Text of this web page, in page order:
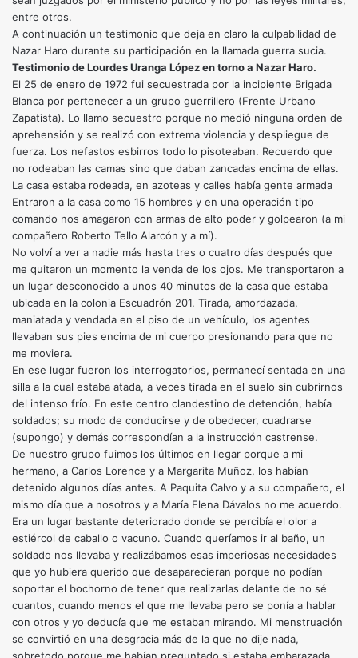
entre otros.
A continuación un testimonio que deja en claro la culpabilidad de
Nazar Haro durante su participación en la llamada guerra sucia.
Testimonio de Lourdes Uranga López en torno a Nazar Haro.
El 25 de enero de 1972 fui secuestrada por la incipiente Brigada
Blanca por pertenecer a un grupo guerrillero (Frente Urbano
Zapatista). Lo llamo secuestro porque no medió ninguna orden de
aprehensión y se realizó con extrema violencia y despliegue de
fuerza. Los nefastos esbirros todo lo pisoteaban. Recuerdo que
no rodeaban las camas sino que daban zancadas encima de ellas.
La casa estaba rodeada, en azoteas y calles había gente armada
Entraron a la casa como 15 hombres y en una operación tipo
comando nos amagaron con armas de alto poder y golpearon (a mi
compañero Roberto Tello Alarcón y a mí).
No volví a ver a nadie más hasta tres o cuatro días después que
me quitaron un momento la venda de los ojos. Me transportaron a
un lugar desconocido a unos 40 minutos de la casa que estaba
ubicada en la colonia Escuadrón 201. Tirada, amordazada,
maniatada y vendada en el piso de un vehículo, los agentes
llevaban sus pies encima de mi cuerpo presionando para que no
me moviera.
En ese lugar fueron los interrogatorios, permanecí sentada en una
silla a la cual estaba atada, a veces tirada en el suelo sin cubrirnos
del intenso frío. En este centro clandestino de detención, había
soldados; su modo de conducirse y de obedecer, cuadrarse
(supongo) y demás correspondían a la instrucción castrense.
De nuestro grupo fuimos los últimos en llegar porque a mi
hermano, a Carlos Lorence y a Margarita Muñoz, los habían
detenido algunos días antes. A Paquita Calvo y a su compañero, el
mismo día que a nosotros y a María Elena Dávalos no me acuerdo.
Era un lugar bastante deteriorado donde se percibía el olor a
estiércol de caballo o vacuno. Cuando queríamos ir al baño, un
soldado nos llevaba y realizábamos esas imperiosas necesidades
que yo hubiera querido que desaparecieran porque no podían
soportar el bochorno de tener que realizarlas delante de no sé
cuantos, cuando menos el que me llevaba pero se ponía a hablar
con otros y yo deducía que me estaban mirando. Mi menstruación
se convirtió en una desgracia más de la que no dije nada,